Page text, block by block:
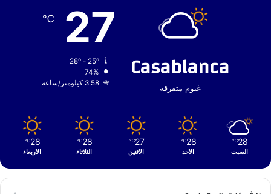
Casablanca
غيوم متفرقة
27
℃
74%
3.58 كيلومتر/ساعة
28
℃
السبت
28
℃
الأحد
27
℃
الأثنين
28
℃
الثلاثاء
28
℃
الأربعاء